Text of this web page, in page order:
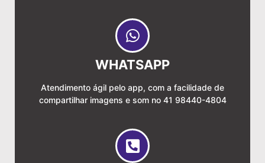
WHATSAPP
Atendimento ágil pelo app, com a facilidade de
compartilhar imagens e som no 41 98440-4804